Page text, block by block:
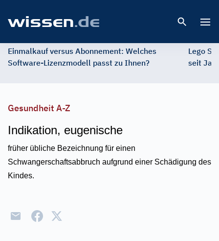
Einmalkauf versus Abonnement: Welches
Software-Lizenzmodell passt zu Ihnen?
Lego
seit
Gesundheit A-Z
Indikation, eugenische
früher übliche Bezeichnung für einen
Schwangerschaftsabbruch aufgrund einer Schädigung des
Kindes.